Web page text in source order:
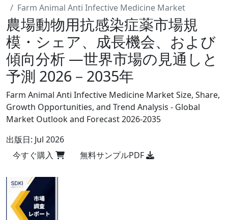
Farm Animal Anti Infective Medicine Market
農場動物用抗感染症薬市場規
模・シェア、成長機会、および
傾向分析 ―世界市場の見通しと
予測 2026－2035年
Farm Animal Anti Infective Medicine Market Size, Share,
Growth Opportunities, and Trend Analysis - Global
Market Outlook and Forecast 2026-2035
出版日: Jul 2026
今すぐ購入
無料サンプルPDF